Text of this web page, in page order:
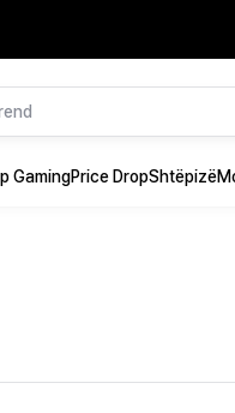
GamingPrice DropShtëpizë